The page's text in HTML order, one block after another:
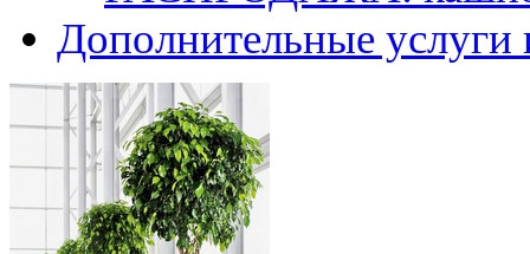
Дополнительные услуги